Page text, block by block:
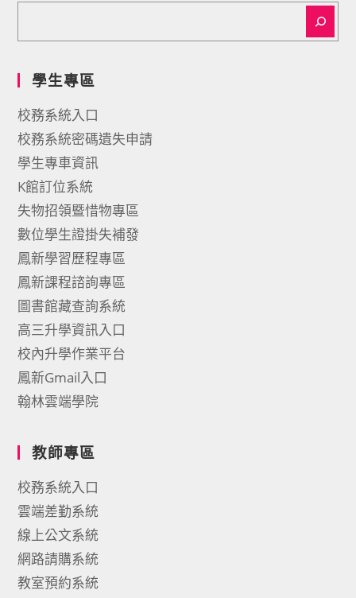
學生專區
校務系統入口
校務系統密碼遺失申請
學生專車資訊
K館訂位系統
失物招領暨惜物專區
數位學生證掛失補發
鳳新學習歷程專區
鳳新課程諮詢專區
圖書館藏查詢系統
高三升學資訊入口
校內升學作業平台
鳳新Gmail入口
翰林雲端學院
教師專區
校務系統入口
雲端差勤系統
線上公文系統
網路請購系統
教室預約系統